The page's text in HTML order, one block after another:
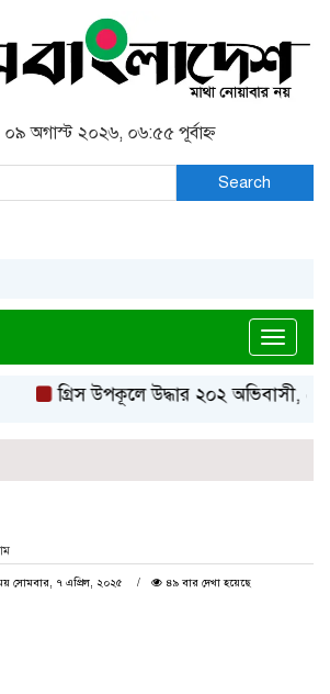
০৯ অগাস্ট ২০২৬, ০৬:৫৫ পূর্বাহ্ন
Search
গ্রিস উপকূলে উদ্ধার ২০২ অভিবাসী,
সোমবার, ৭ এপ্রিল, ২০২৫ ৪৯ বার দেখা হয়েছে